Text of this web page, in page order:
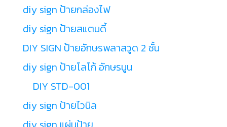
diy sign ป้ายกล่องไฟ
diy sign ป้ายสแตนดี้
DIY SIGN ป้ายอักษรพลาสวูด 2 ชั้น
diy sign ป้ายโลโก้ อักษรนูน
DIY STD-001
diy sign ป้ายไวนิล